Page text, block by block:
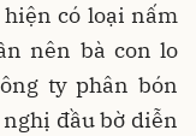
có loại nấm
nên bà con lo
ty phân bón
đầu bờ diễn